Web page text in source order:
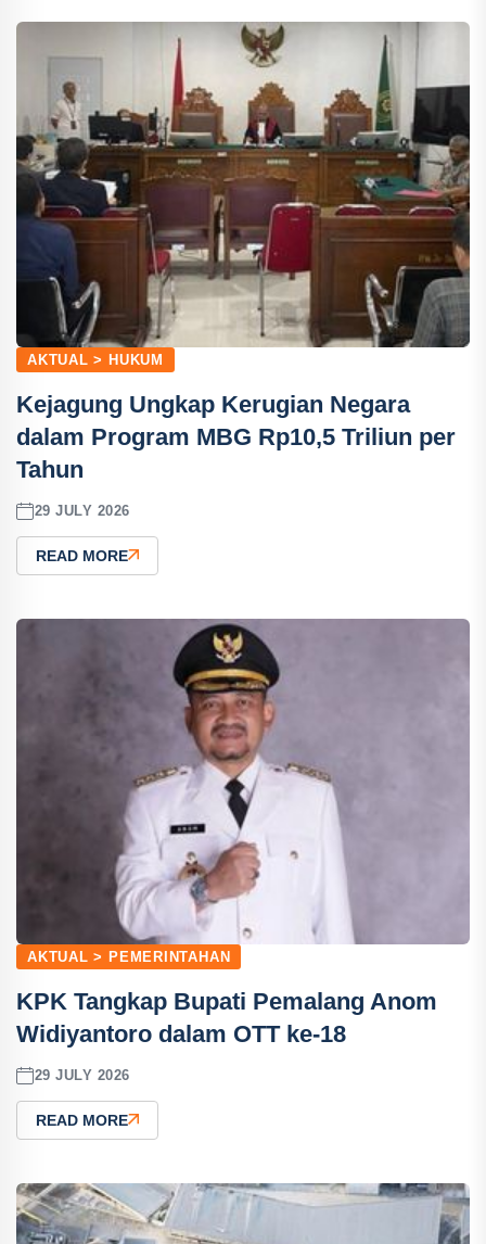
AKTUAL > HUKUM
Kejagung Ungkap Kerugian Negara
dalam Program MBG Rp10,5 Triliun per
Tahun
29 JULY 2026
READ MORE
AKTUAL > PEMERINTAHAN
KPK Tangkap Bupati Pemalang Anom
Widiyantoro dalam OTT ke-18
29 JULY 2026
READ MORE